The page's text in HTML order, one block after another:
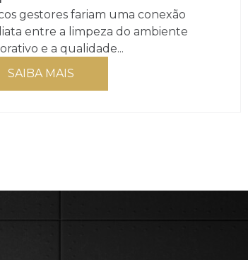
gestores fariam uma conexão
entre a limpeza do ambiente
e a qualidade...
SAIBA MAIS